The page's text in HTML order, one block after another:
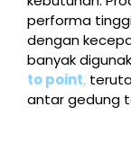
performa
dengan
banyak
to point,
antar gedung